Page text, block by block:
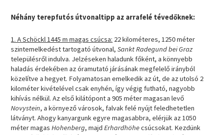
Néhány terepfutós útvonaltipp az arrafelé tévedőknek:
1. A Schöckl 1445 m magas csúcsa: 22 kilométeres, 1250 méter
szintemelkedést tartogató útvonal,Sankt Radegund bei Graz
településről indulva. Jelzéseken haladunk főként, a könnyebb
haladás érdekében az óramutató járásának megfelelő irányból
közelítve a hegyet. Folyamatosan emelkedik az út, de az utolsó 2
kilométer kivételével csak enyhén, így végig futható, nagyobb
kihívás nélkül. Az első kilátópont a 905 méter magasan levő
Novystein, a környező városok, falvak felé nyújt feledhetetlen
látványt. Ahogy kanyargunk egyre magasabbra, elérjük az 1050
méter magasHohenberg, majdErhardhöhecsúcsokat. Kezdünk